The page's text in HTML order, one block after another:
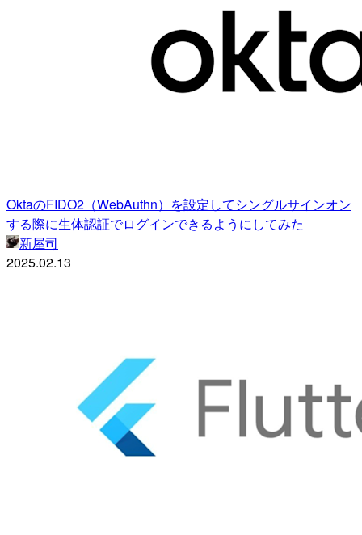
OktaのFIDO2（WebAuthn）を設定してシングルサインオン
する際に生体認証でログインできるようにしてみた
新屋司
2025.02.13